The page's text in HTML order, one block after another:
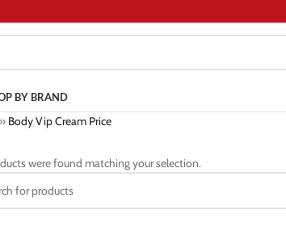
BY BRAND
Body Vip Cream Price
were found matching your selection.